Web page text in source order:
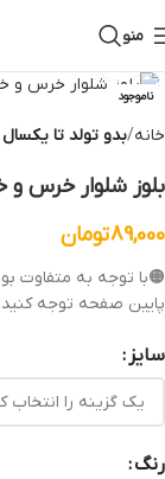
منو
ناموجود
خانه بدو تولد تا یکسال
بلوز شلوار خرس و
89,000تومان
🟠با توجه به متفاوت
پایین صفحه توجه کنید.
سایز
رنگ